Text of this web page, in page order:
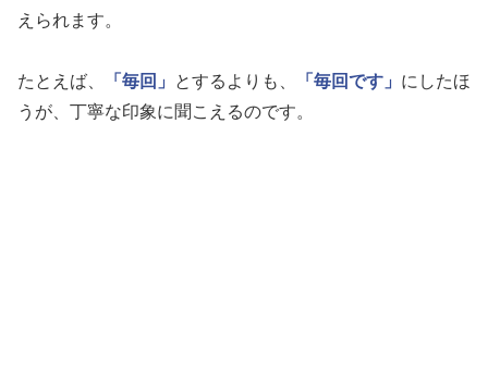
えられます。
たとえば、 「毎回」 とするよりも、 「毎回です」 にしたほ
うが、丁寧な印象に聞こえるのです。